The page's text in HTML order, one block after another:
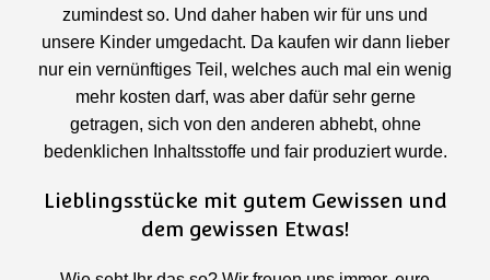
zumindest so. Und daher haben wir für uns und
unsere Kinder umgedacht. Da kaufen wir dann lieber
nur ein vernünftiges Teil, welches auch mal ein wenig
mehr kosten darf, was aber dafür sehr gerne
getragen, sich von den anderen abhebt, ohne
bedenklichen Inhaltsstoffe und fair produziert wurde.
Lieblingsstücke mit gutem Gewissen und
dem gewissen Etwas!